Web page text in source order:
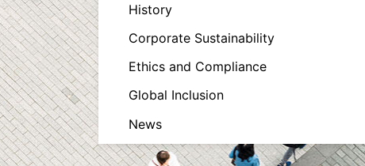
History
Corporate Sustainability
Ethics and Compliance
Global Inclusion
News
Leadership